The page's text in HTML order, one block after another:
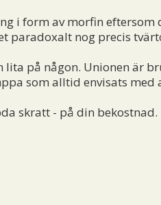
i form av morfin eftersom
paradoxalt nog precis
på någon. Unionen är
som alltid envisats med
skratt - på din bekostnad.